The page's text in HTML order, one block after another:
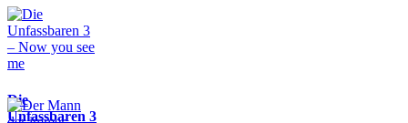
Die
Unfassbaren 3